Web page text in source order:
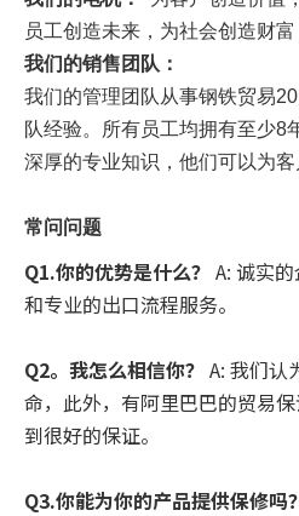
员工创造未来，为社会创造财富
我们的销售团队：
我们的管理团队从事钢铁贸易
队经验。所有员工均拥有至少8
深厚的专业知识，他们可以为客
常问问题
Q1.你的优势是什么？ A: 诚实
和专业的出口流程服务。
Q2。我怎么相信你？ A: 我们认
命，此外，有阿里巴巴的贸易
到很好的保证。
Q3.你能为你的产品提供保修吗？